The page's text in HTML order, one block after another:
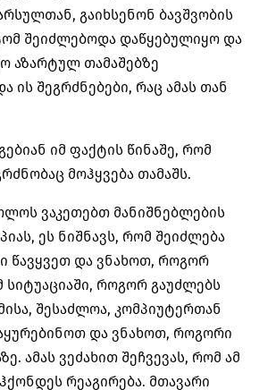
გაიხსენონ ბავშვობის
შეიძლებოდა დაწყებულიყო და
აზარტულ თამაშებზე
ის შეგრძნებები, რაც ამას თან
იმ ფაქტის წინაშე, რომ
მოჰყვება თამაშს.
ვაკეთებთ მანიშნებლების
ეს ნიშნავს, რომ შეიძლება
წავყვეთ და ვნახოთ, როგორ
სიტუაციაში, როგორ გაუძლებს
შესაძლოა, კომპიუტერთან
და ვნახოთ, როგორი
ამას ვეძახით შეჩვევას, რომ ამ
რეაგირება. მთავარი